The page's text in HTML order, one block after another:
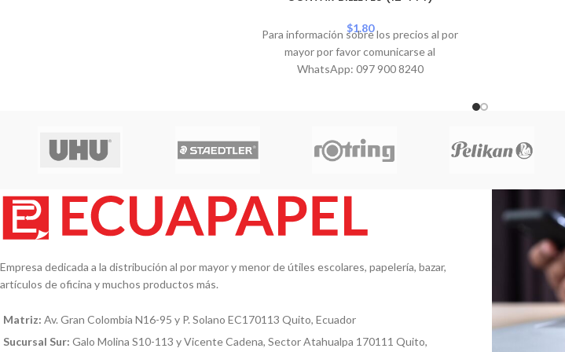
$1.80
Para información sobre los precios al por
mayor por favor comunicarse al
WhatsApp: 097 900 8240
Empresa dedicada a la distribución al por mayor y menor de útiles escolares, papelería, bazar,
artículos de oficina y muchos productos más.
Matriz: Av. Gran Colombia N16-95 y P. Solano EC170113 Quito, Ecuador
Sucursal Sur: Galo Molina S10-113 y Vicente Cadena, Sector Atahualpa 170111 Quito,